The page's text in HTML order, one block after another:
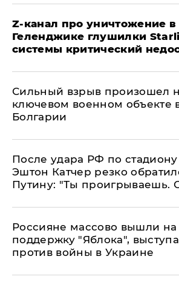
Z-канал про уничтожение в
Геленджике глушилки
системы критический
Сильный взрыв произошел
ключевом военном объекте
Болгарии
После удара РФ по
Эштон Катчер резко
Путину: "Ты проигрываешь.
Россияне массово вышли на
поддержку "Яблока",
против войны в Украине